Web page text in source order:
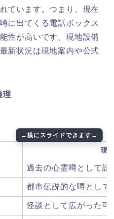
ています。つまり、現在
に出てくる電話ボックス
性が高いです。現地設備
新状況は現地案内や公式
理
現
過去の心霊噂として語
都市伝説的な噂として
怪談として広がった可